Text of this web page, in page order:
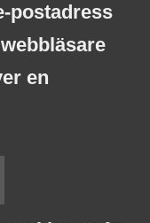
postadress
en